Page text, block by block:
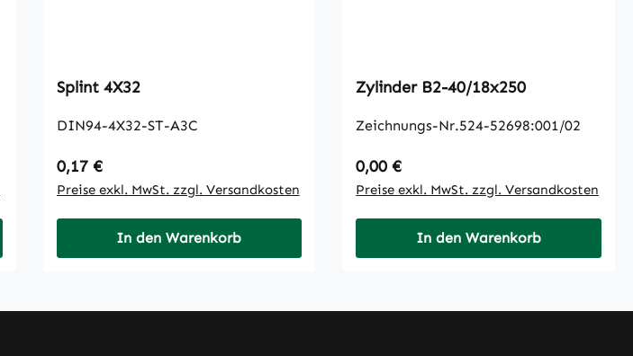
Splint 4X32
DIN94-4X32-ST-A3C
Regulärer Preis:
0,17 €
Preise exkl. MwSt. zzgl. Versandkosten
In den Warenkorb
Zylinder B2-40/18x250
Zeichnungs-Nr.524-52698:001/02
Regulärer Preis:
0,00 €
Preise exkl. MwSt. zzgl. Versandkosten
In den Warenkorb